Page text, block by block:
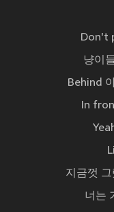
Don't
냥이
Behind
In
지금껏
너는